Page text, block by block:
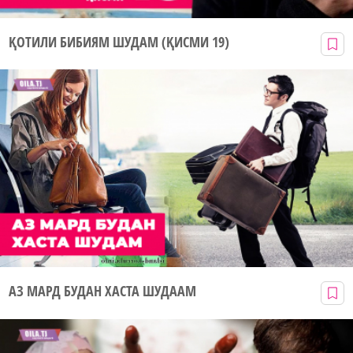
ҚОТИЛИ БИБИЯМ ШУДАМ (ҚИСМИ 19)
АЗ МАРД БУДАН ХАСТА ШУДААМ